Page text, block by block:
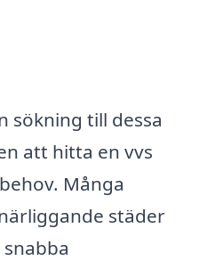
sökning till dessa
att hitta en vvs
Många
städer